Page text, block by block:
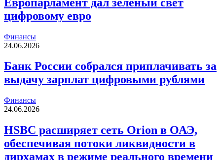
цифровому евро
Финансы
24.06.2026
Банк России собрался приплачивать за
выдачу зарплат цифровыми рублями
Финансы
24.06.2026
HSBC расширяет сеть Orion в ОАЭ,
обеспечивая потоки ликвидности в
дирхамах в режиме реального времени